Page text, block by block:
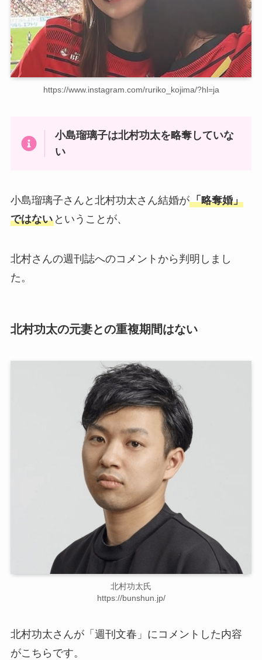
https://www.instagram.com/ruriko_kojima/?hl=ja
小島瑠璃子は北村功太を略奪していな
い
小島瑠璃子さんと北村功太さん結婚が「略奪婚」
ではないということが、
北村さんの週刊誌へのコメントから判明しまし
た。
北村功太の元妻との重複期間はない
北村功太氏
https://bunshun.jp/
北村功太さんが「週刊文春」にコメントした内容
がこちらです。